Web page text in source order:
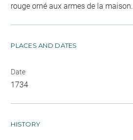
rouge orné aux armes de la maison.
PLACES AND DATES
Date
1734
HISTORY